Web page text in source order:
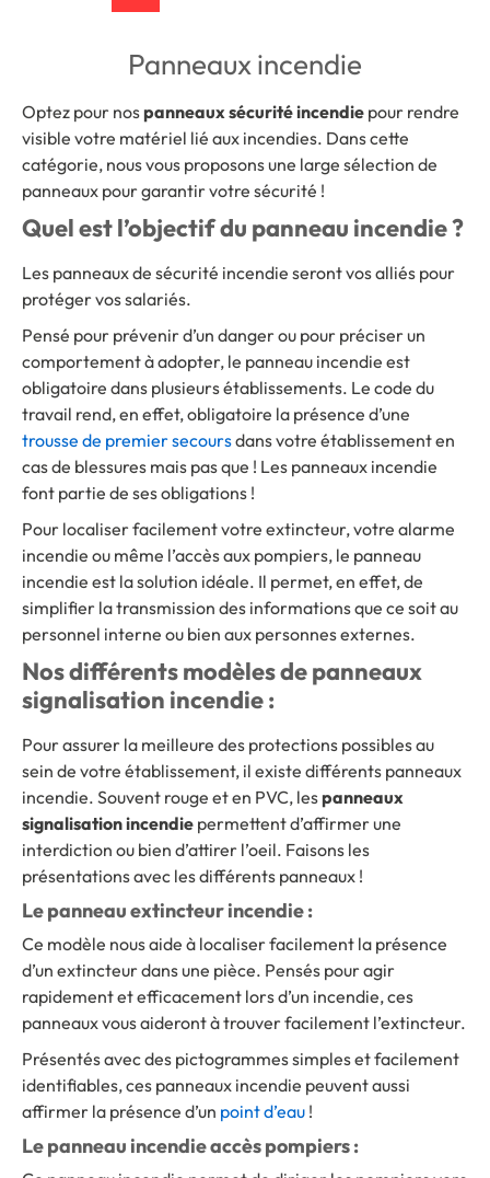
Panneaux incendie
Optez pour nospanneaux sécurité incendie pour rendre
visible votre matériel lié aux incendies. Dans cette
catégorie, nous vous proposons une large sélection de
panneaux pour garantir votre sécurité !
Quel est l’objectif du panneau incendie ?
Les panneaux de sécurité incendie seront vos alliés pour
protéger vos salariés.
Pensé pour prévenir d’un danger ou pour préciser un
comportement à adopter, le panneau incendie est
obligatoire dans plusieurs établissements. Le code du
travail rend, en effet, obligatoire la présence d’une
trousse de premier secoursdans votre établissement en
cas de blessures mais pas que ! Les panneaux incendie
font partie de ses obligations !
Pour localiser facilement votre extincteur, votre alarme
incendie ou même l’accès aux pompiers, le panneau
incendie est la solution idéale. Il permet, en effet, de
simplifier la transmission des informations que ce soit au
personnel interne ou bien aux personnes externes.
Nos différents modèles de panneaux
signalisation incendie :
Pour assurer la meilleure des protections possibles au
sein de votre établissement, il existe différents panneaux
incendie. Souvent rouge et en PVC, lespanneaux
signalisation incendie permettent d’affirmer une
interdiction ou bien d’attirer l’oeil. Faisons les
présentations avec les différents panneaux !
Le panneau extincteur incendie :
Ce modèle nous aide à localiser facilement la présence
d’un extincteur dans une pièce. Pensés pour agir
rapidement et efficacement lors d’un incendie, ces
panneaux vous aideront à trouver facilement l’extincteur.
Présentés avec des pictogrammes simples et facilement
identifiables, ces panneaux incendie peuvent aussi
affirmer la présence d’un point d’eau !
Le panneau incendie accès pompiers :